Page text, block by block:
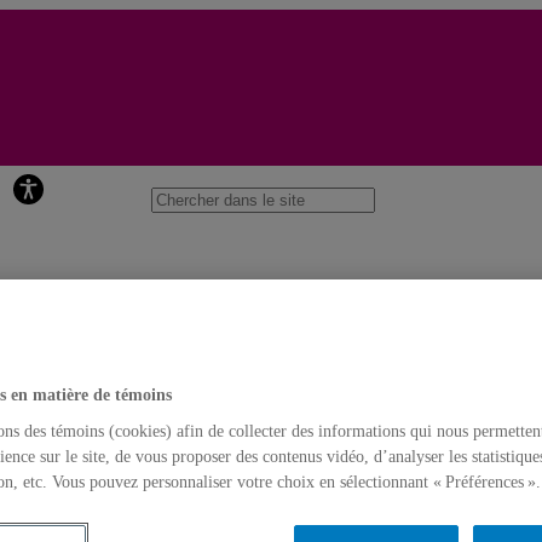
en matière de témoins
des témoins (cookies) afin de collecter des informations qui nous
sur le site, de vous proposer des contenus vidéo, d’analyser les
etc. Vous pouvez personnaliser votre choix en sélectionnant « Préférences ».